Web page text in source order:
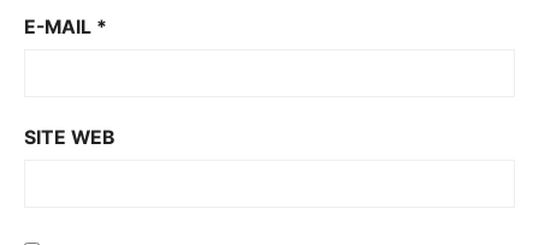
E-MAIL *
SITE WEB